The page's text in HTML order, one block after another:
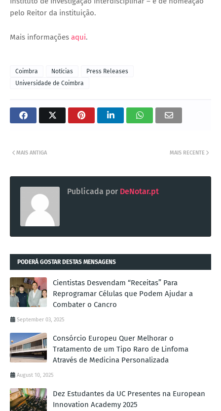
pelo Reitor da instituição.
Mais informações aqui.
Coimbra Notícias
Press Releases
Universidade de Coimbra
MAIS RECENTE
MAIS ANTIGA
Publicada por DeNotar.pt
PODERÁ GOSTAR DESTAS MENSAGENS
Cientistas Desvendam “Receitas” Para
Reprogramar Células que Podem Ajudar a
Combater o Cancro
September 03, 2025
Consórcio Europeu Quer Melhorar o
Tratamento de um Tipo Raro de Linfoma
Através de Medicina Personalizada
August 10, 2025
Dez Estudantes da UC Presentes na European
Innovation Academy 2025